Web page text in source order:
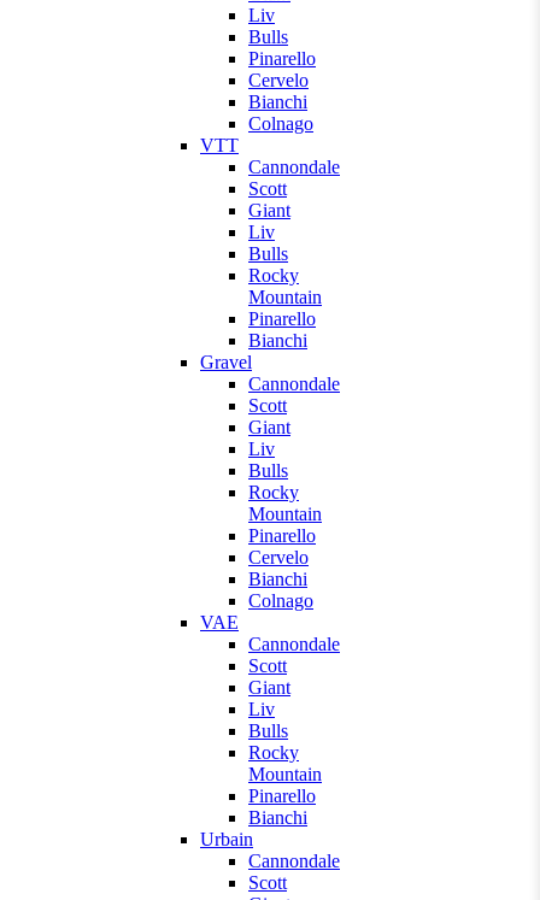
Liv
Bulls
Pinarello
Cervelo
Bianchi
Colnago
VTT
Cannondale
Scott
Giant
Liv
Bulls
Rocky
Mountain
Pinarello
Bianchi
Gravel
Cannondale
Scott
Giant
Liv
Bulls
Rocky
Mountain
Pinarello
Cervelo
Bianchi
Colnago
VAE
Cannondale
Scott
Giant
Liv
Bulls
Rocky
Mountain
Pinarello
Bianchi
Urbain
Cannondale
Scott